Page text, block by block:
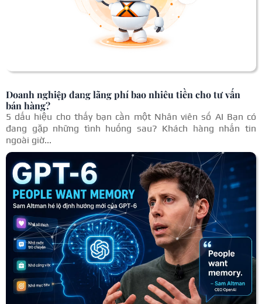
Doanh nghiệp đang lãng phí bao nhiêu tiền cho tư vấn
bán hàng?
5 dấu hiệu cho thấy bạn cần một Nhân viên số AI Bạn có
đang gặp những tình huống sau? Khách hàng nhắn tin
ngoài giờ...